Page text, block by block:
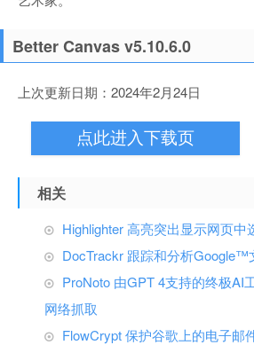
Better Canvas v5.10.6.0
上次更新日期：2024年2月24日
点此进入下载页
相关
Highlighter 高亮突出显示网页中
DocTrackr 跟踪和分析Google™
ProNoto 由GPT 4支持的终极AI
网络抓取
FlowCrypt 保护谷歌上的电子邮